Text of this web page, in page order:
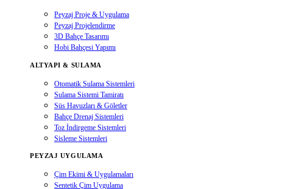
Peyzaj Proje & Uygulama
Peyzaj Projelendirme
3D Bahçe Tasarımı
Hobi Bahçesi Yapımı
ALTYAPI & SULAMA
Otomatik Sulama Sistemleri
Sulama Sistemi Tamiratı
Süs Havuzları & Göletler
Bahçe Drenaj Sistemleri
Toz İndirgeme Sistemleri
Sisleme Sistemleri
PEYZAJ UYGULAMA
Çim Ekimi & Uygulamaları
Sentetik Çim Uygulama